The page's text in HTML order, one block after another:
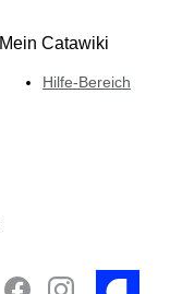
Mein Catawiki
Hilfe-Bereich